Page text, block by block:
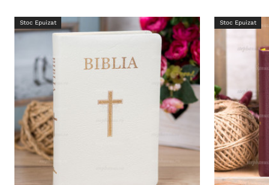
Stoc Epuizat Stoc Epuizat